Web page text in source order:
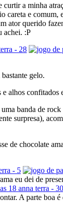
a minha
careta e
ator querido
achei. :P
gelo.
alhos
banda de rock
surpresa),
de chocolate
eu dei de
A parte boa